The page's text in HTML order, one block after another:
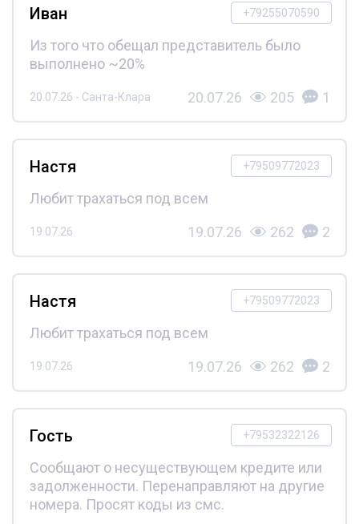
+79255070590
Иван
Из того что обещал представитель было
выполнено ~20%
20.07.26 - Санта-Клара 20.07.26 205 1
+79509772023
Настя
Любит трахаться под всем
19.07.26 19.07.26 262 2
+79509772023
Настя
Любит трахаться под всем
19.07.26 19.07.26 262 2
+79532322126
Гость
Сообщают о несуществующем кредите или
задолженности. Перенаправляют на другие
номера. Просят коды из смс.